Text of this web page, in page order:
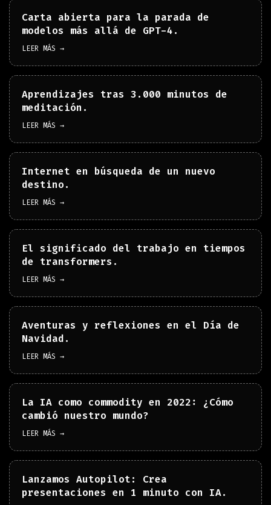
Carta abierta para la parada de
modelos más allá de GPT-4.
LEER MÁS →
Aprendizajes tras 3.000 minutos de
meditación.
LEER MÁS →
Internet en búsqueda de un nuevo
destino.
LEER MÁS →
El significado del trabajo en tiempos
de transformers.
LEER MÁS →
Aventuras y reflexiones en el Día de
Navidad.
LEER MÁS →
La IA como commodity en 2022: ¿Cómo
cambió nuestro mundo?
LEER MÁS →
Lanzamos Autopilot: Crea
presentaciones en 1 minuto con IA.